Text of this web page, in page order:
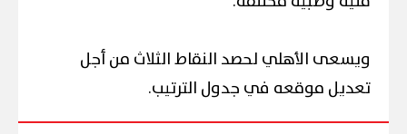
ويسعى الأهلي لحصد النقاط الثلاث من أجل
تعديل موقعه في جدول الترتيب.